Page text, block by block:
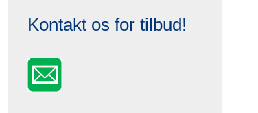
Kontakt os for tilbud!